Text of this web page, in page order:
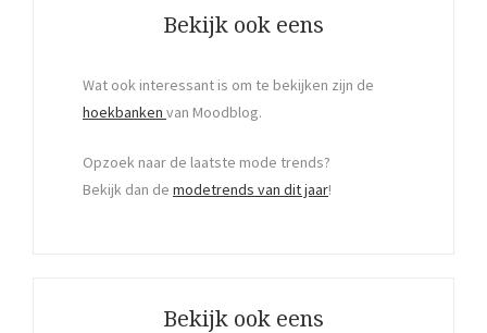
Bekijk ook eens
Wat ook interessant is om te bekijken zijn de
hoekbanken van Moodblog.
Opzoek naar de laatste mode trends?
Bekijk dan de modetrends van dit jaar!
Bekijk ook eens